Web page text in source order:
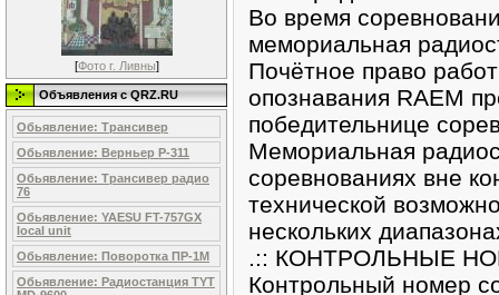
[Фото г. Ливны]
Объявления c QRZ.RU
Обьявление: Трансивер
Обьявление: Верньер Р-311
Обьявление: Трансивер радио
76
Обьявление: YAESU FT-757GX
local unit
Обьявление: Поворотка ПР-1М
Обьявление: Радиостанция ТYТ
Во время
мемориальная
Почётное право
опознавания RAEM
победительнице
Мемориальная
соревнованиях вне
технической
нескольких
.:: КОНТРОЛЬНЫЕ
Контрольный номер